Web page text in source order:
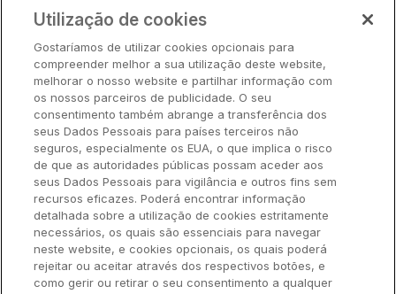
Parceiros
Hardware
Ajuda Rápida
Recursos
Empresa
Contato
Utilização de cookies
Gostaríamos de utilizar cookies opcionais para
compreender melhor a sua utilização deste website,
melhorar o nosso website e partilhar informação com
os nossos parceiros de publicidade. O seu
consentimento também abrange a transferência dos
seus Dados Pessoais para países terceiros não
seguros, especialmente os EUA, o que implica o risco
de que as autoridades públicas possam aceder aos
seus Dados Pessoais para vigilância e outros fins sem
recursos eficazes. Poderá encontrar informação
detalhada sobre a utilização de cookies estritamente
necessários, os quais são essenciais para navegar
neste website, e cookies opcionais, os quais poderá
rejeitar ou aceitar através dos respectivos botões, e
como gerir ou retirar o seu consentimento a qualquer